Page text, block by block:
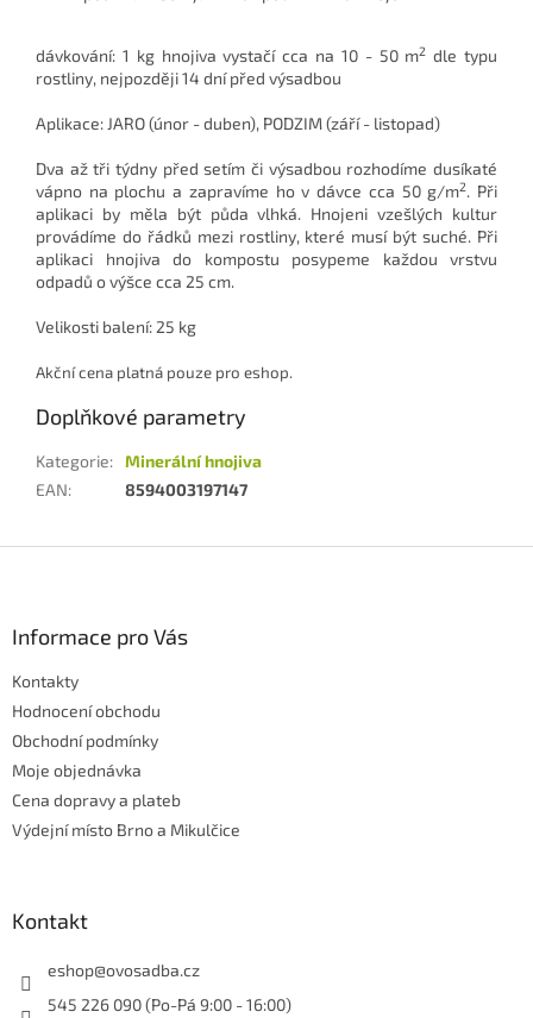
dávkování: 1 kg hnojiva vystačí cca na 10 - 50 m2 dle typu
rostliny, nejpozději 14 dní před výsadbou
Aplikace: JARO (únor - duben), PODZIM (září - listopad)
Dva až tři týdny před setím či výsadbou rozhodíme dusíkaté
vápno na plochu a zapravíme ho v dávce cca 50 g/m2. Při
aplikaci by měla být půda vlhká. Hnojeni vzešlých kultur
provádíme do řádků mezi rostliny, které musí být suché. Při
aplikaci hnojiva do kompostu posypeme každou vrstvu
odpadů o výšce cca 25 cm.
Velikosti balení: 25 kg
Akční cena platná pouze pro eshop.
Doplňkové parametry
Kategorie: Minerální hnojiva
EAN: 8594003197147
Informace pro Vás
Kontakty
Hodnocení obchodu
Obchodní podmínky
Moje objednávka
Cena dopravy a plateb
Výdejní místo Brno a Mikulčice
Kontakt
eshop@ovosadba.cz
545 226 090 (Po-Pá 9:00 - 16:00)